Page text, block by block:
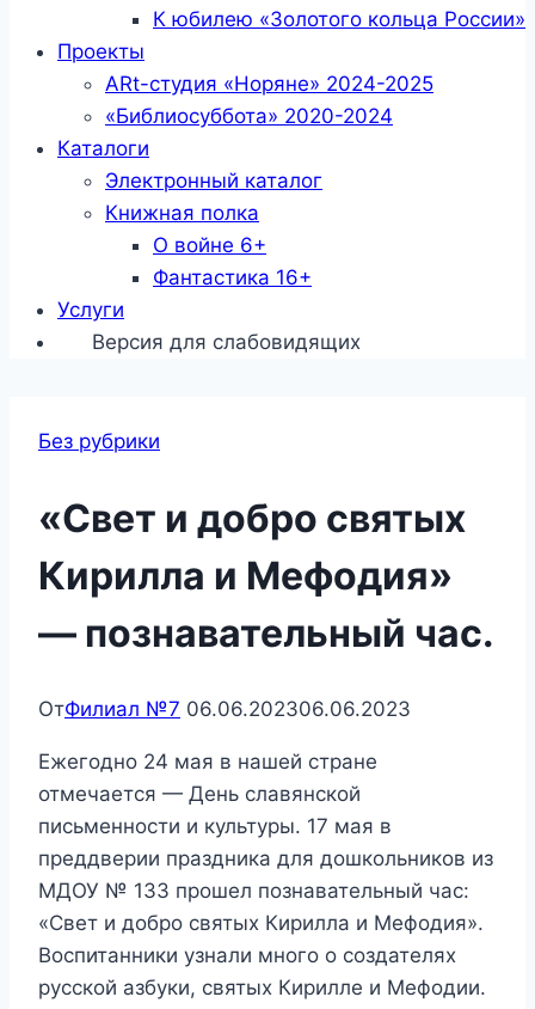
К юбилею «Золотого кольца России»
Проекты
ARt-студия «Норяне» 2024-2025
«Библиосуббота» 2020-2024
Каталоги
Электронный каталог
Книжная полка
О войне 6+
Фантастика 16+
Услуги
Версия для слабовидящих
Без рубрики
«Свет и добро святых
Кирилла и Мефодия»
— познавательный час.
ОтФилиал №7 06.06.202306.06.2023
Ежегодно 24 мая в нашей стране
отмечается — День славянской
письменности и культуры. 17 мая в
преддверии праздника для дошкольников из
МДОУ № 133 прошел познавательный час:
«Свет и добро святых Кирилла и Мефодия».
Воспитанники узнали много о создателях
русской азбуки, святых Кирилле и Мефодии.